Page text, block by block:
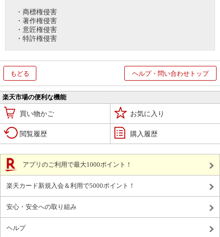
・商標権侵害
・著作権侵害
・意匠権侵害
・特許権侵害
もどる ヘルプ・問い合わせトップ
楽天市場の便利な機能
買い物かご お気に入り
閲覧履歴 購入履歴
アプリのご利用で最大1000ポイント！
楽天カード新規入会＆利用で5000ポイント！
安心・安全への取り組み
ヘルプ